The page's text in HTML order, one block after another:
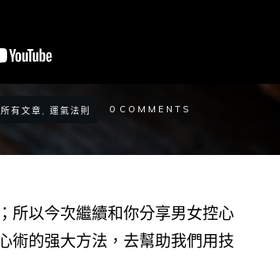
所有文章, 運氣法則 0 COMMENTS
所以今次繼續和你分享男女控心
術的强大方法，去幫助我們用技